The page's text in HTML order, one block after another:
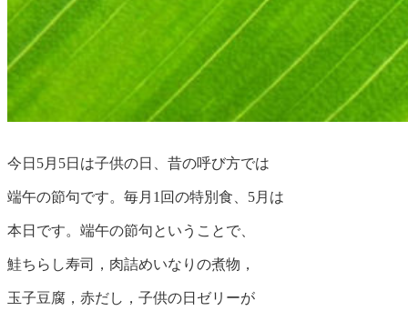
今日5月5日は子供の日、昔の呼び方では
端午の節句です。毎月1回の特別食、5月は
本日です。端午の節句ということで、
鮭ちらし寿司，肉詰めいなりの煮物，
玉子豆腐，赤だし，子供の日ゼリーが